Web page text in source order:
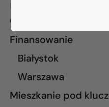
INFORMACJE
O nas
Finansowanie
Białystok
Warszawa
Mieszkanie pod klucz